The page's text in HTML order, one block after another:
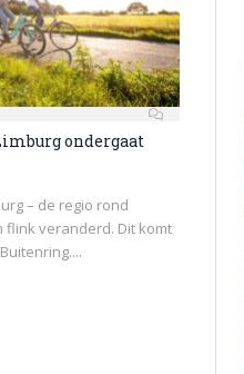
ondergaat
– de regio rond
flink veranderd. Dit komt